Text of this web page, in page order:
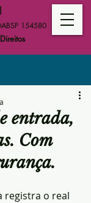
154580
entrada,
Com
registra o real